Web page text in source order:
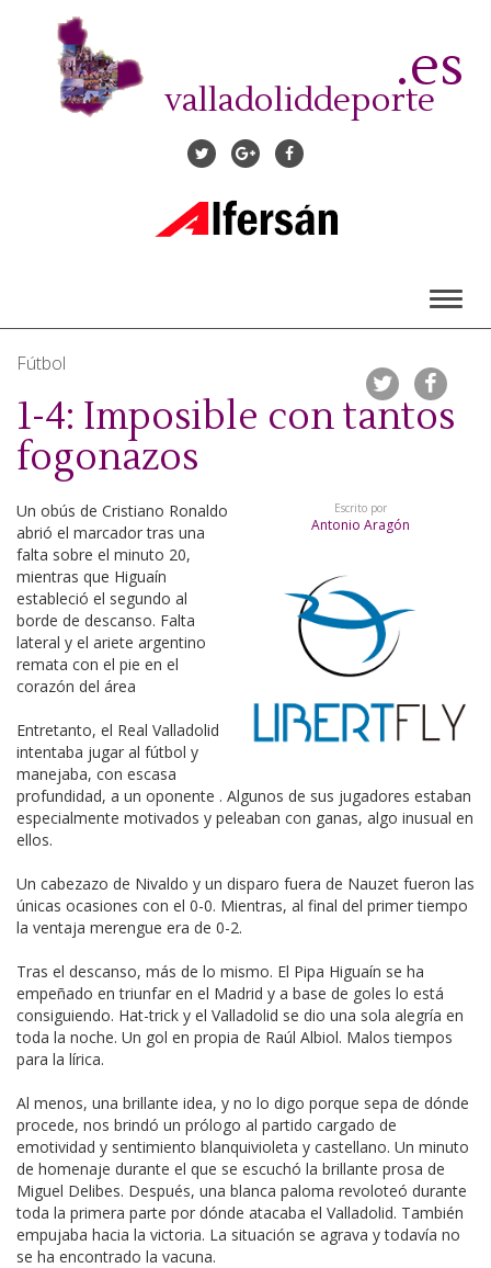
contenido
valladoliddeporte
.es
Fútbol
1-4: Imposible con tantos
fogonazos
Escrito por
Antonio Aragón
Un obús de Cristiano Ronaldo
abrió el marcador tras una
falta sobre el minuto 20,
mientras que Higuaín
estableció el segundo al
borde de descanso. Falta
lateral y el ariete argentino
remata con el pie en el
corazón del área
Entretanto, el Real Valladolid
intentaba jugar al fútbol y
manejaba, con escasa
profundidad, a un oponente . Algunos de sus jugadores estaban
especialmente motivados y peleaban con ganas, algo inusual en
ellos.
Un cabezazo de Nivaldo y un disparo fuera de Nauzet fueron las
únicas ocasiones con el 0-0. Mientras, al final del primer tiempo
la ventaja merengue era de 0-2.
Tras el descanso, más de lo mismo. El Pipa Higuaín se ha
empeñado en triunfar en el Madrid y a base de goles lo está
consiguiendo. Hat-trick y el Valladolid se dio una sola alegría en
toda la noche. Un gol en propia de Raúl Albiol. Malos tiempos
para la lírica.
Al menos, una brillante idea, y no lo digo porque sepa de dónde
procede, nos brindó un prólogo al partido cargado de
emotividad y sentimiento blanquivioleta y castellano. Un minuto
de homenaje durante el que se escuchó la brillante prosa de
Miguel Delibes. Después, una blanca paloma revoloteó durante
toda la primera parte por dónde atacaba el Valladolid. También
empujaba hacia la victoria. La situación se agrava y todavía no
se ha encontrado la vacuna.